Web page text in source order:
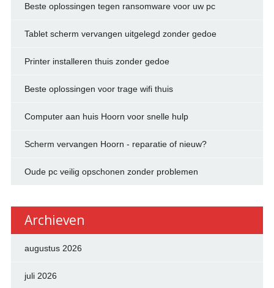
Beste oplossingen tegen ransomware voor uw pc
Tablet scherm vervangen uitgelegd zonder gedoe
Printer installeren thuis zonder gedoe
Beste oplossingen voor trage wifi thuis
Computer aan huis Hoorn voor snelle hulp
Scherm vervangen Hoorn - reparatie of nieuw?
Oude pc veilig opschonen zonder problemen
Archieven
augustus 2026
juli 2026